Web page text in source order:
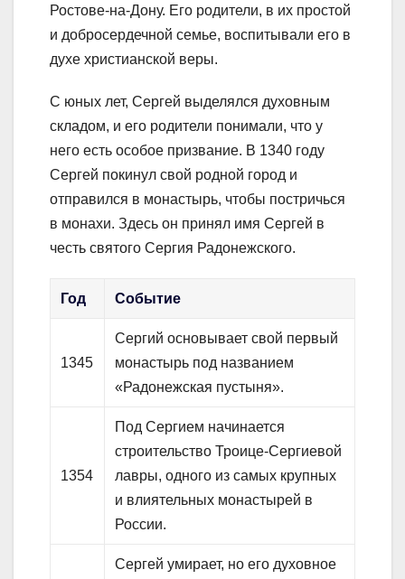
Ростове-на-Дону. Его родители, в их простой
и добросердечной семье, воспитывали его в
духе христианской веры.
С юных лет, Сергей выделялся духовным
складом, и его родители понимали, что у
него есть особое призвание. В 1340 году
Сергей покинул свой родной город и
отправился в монастырь, чтобы постричься
в монахи. Здесь он принял имя Сергей в
честь святого Сергия Радонежского.
Год Событие
1345
Сергий основывает свой первый
монастырь под названием
«Радонежская пустыня».
1354
Под Сергием начинается
строительство Троице-Сергиевой
лавры, одного из самых крупных
и влиятельных монастырей в
России.
Сергей умирает, но его духовное